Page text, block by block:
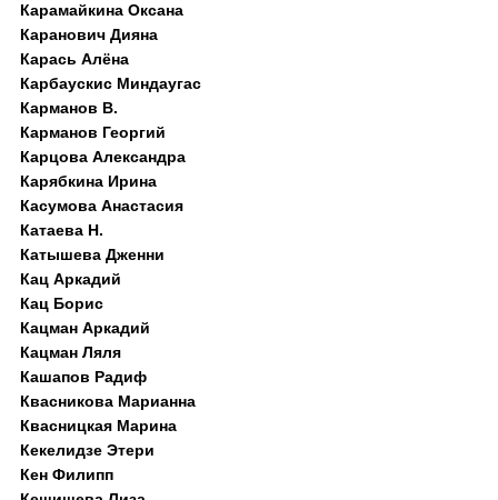
Карамайкина Оксана
Каранович Дияна
Карась Алёна
Карбаускис Миндаугас
Карманов В.
Карманов Георгий
Карцова Александра
Карябкина Ирина
Касумова Анастасия
Катаева Н.
Катышева Дженни
Кац Аркадий
Кац Борис
Кацман Аркадий
Кацман Ляля
Кашапов Радиф
Квасникова Марианна
Квасницкая Марина
Кекелидзе Этери
Кен Филипп